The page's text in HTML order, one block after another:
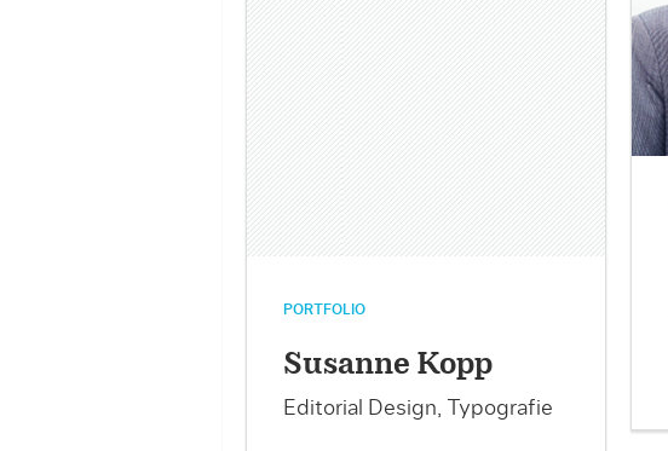
PORTFOLIO
Susanne Kopp
Editorial Design, Typografie